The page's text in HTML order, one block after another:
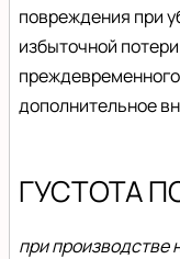
повреждения при
избыточной
дополнительное
ГУСТОТА
при производстве